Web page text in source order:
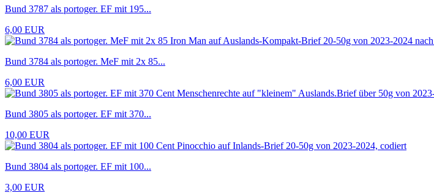
Bund 3787 als portoger. EF mit 195...
6,00 EUR
Bund 3784 als portoger. MeF mit 2x 85...
6,00 EUR
Bund 3805 als portoger. EF mit 370...
10,00 EUR
Bund 3804 als portoger. EF mit 100...
3,00 EUR